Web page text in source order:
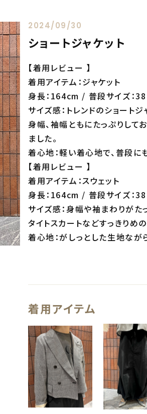
2024/09/30
ショートジャケット
【着用レビュー 】
着用アイテム：ジャケット
身長：164cm / 普段サイズ：
サイズ感：トレンドのショート
身幅、袖幅ともにたっぷりして
ました。
着心地：軽い着心地で、普段に
【着用レビュー 】
着用アイテム：スウェット
身長：164cm / 普段サイズ：
サイズ感：身幅や袖まわりがた
タイトスカートなどすっきりめ
着心地：がしっとした生地なが
着用アイテム